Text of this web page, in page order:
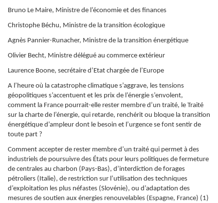
Bruno Le Maire, Ministre de l’économie et des finances
Christophe Béchu, Ministre de la transition écologique
Agnès Pannier-Runacher, Ministre de la transition énergétique
Olivier Becht, Ministre délégué au commerce extérieur
Laurence Boone, secrétaire d’Etat chargée de l’Europe
A l’heure où la catastrophe climatique s’aggrave, les tensions
géopolitiques s’accentuent et les prix de l’énergie s’envolent,
comment la France pourrait-elle rester membre d’un traité, le Traité
sur la charte de l’énergie, qui retarde, renchérit ou bloque la transition
énergétique d’ampleur dont le besoin et l’urgence se font sentir de
toute part ?
Comment accepter de rester membre d’un traité qui permet à des
industriels de poursuivre des États pour leurs politiques de fermeture
de centrales au charbon (Pays-Bas), d’interdiction de forages
pétroliers (Italie), de restriction sur l’utilisation des techniques
d’exploitation les plus néfastes (Slovénie), ou d’adaptation des
mesures de soutien aux énergies renouvelables (Espagne, France) (1)